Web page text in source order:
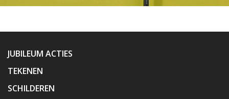
JUBILEUM ACTIES
TEKENEN
SCHILDEREN